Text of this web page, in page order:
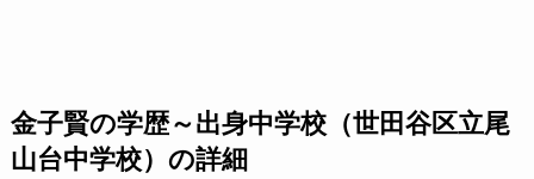
金子賢の学歴～出身中学校（世田谷区立尾
山台中学校）の詳細